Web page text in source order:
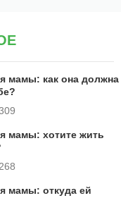
мамы: как она должна
мамы: хотите жить
268
мамы: откуда ей